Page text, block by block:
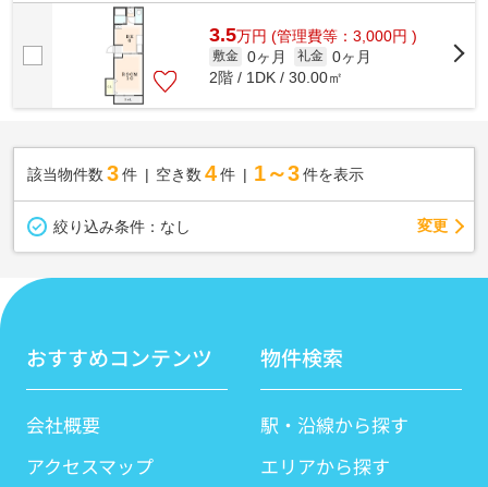
をご紹介いたしますので、まずはお気...
3.5万円 (管理費等：3,000円 )
敷金 0ヶ月 礼金 0ヶ月
2階 / 1DK / 30.00㎡
該当物件数 3件 空き数 4 件 1～3 件を表示
絞り込み条件： なし 変更
おすすめコンテンツ
会社概要
アクセスマップ
物件検索
駅・沿線から探す
エリアから探す